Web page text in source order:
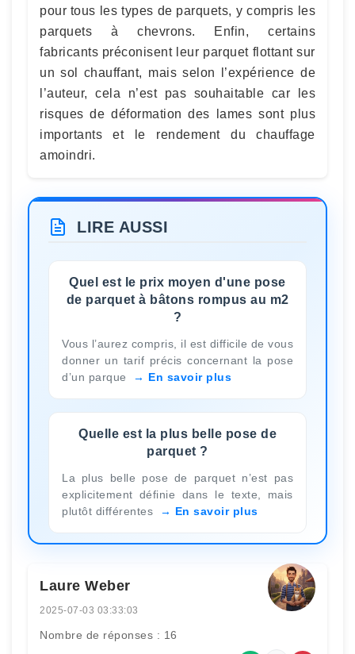
pour tous les types de parquets, y compris les
parquets à chevrons. Enfin, certains
fabricants préconisent leur parquet flottant sur
un sol chauffant, mais selon l’expérience de
l’auteur, cela n’est pas souhaitable car les
risques de déformation des lames sont plus
importants et le rendement du chauffage
amoindri.
LIRE AUSSI
Quel est le prix moyen d'une pose
de parquet à bâtons rompus au m2
?
Vous l’aurez compris, il est difficile de vous
donner un tarif précis concernant la pose
d’un parque
En savoir plus
Quelle est la plus belle pose de
parquet ?
La plus belle pose de parquet n’est pas
explicitement définie dans le texte, mais
plutôt différentes
En savoir plus
Laure Weber
2025-07-03 03:33:03
Nombre de réponses : 16